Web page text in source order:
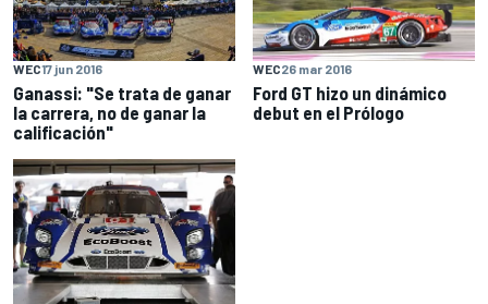
WEC17 jun 2016
Ganassi: "Se trata de ganar
la carrera, no de ganar la
calificación"
WEC26 mar 2016
Ford GT hizo un dinámico
debut en el Prólogo